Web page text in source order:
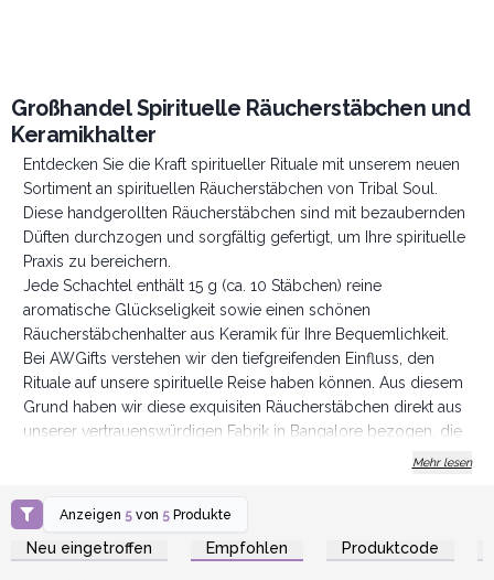
Großhandel Spirituelle Räucherstäbchen und
Keramikhalter
Entdecken Sie die Kraft spiritueller Rituale mit unserem neuen
Sortiment an spirituellen Räucherstäbchen von Tribal Soul.
Diese handgerollten Räucherstäbchen sind mit bezaubernden
Düften durchzogen und sorgfältig gefertigt, um Ihre spirituelle
Praxis zu bereichern.
Jede Schachtel enthält 15 g (ca. 10 Stäbchen) reine
aromatische Glückseligkeit sowie einen schönen
Räucherstäbchenhalter aus Keramik für Ihre Bequemlichkeit.
Bei AWGifts verstehen wir den tiefgreifenden Einfluss, den
Rituale auf unsere spirituelle Reise haben können. Aus diesem
Grund haben wir diese exquisiten Räucherstäbchen direkt aus
unserer vertrauenswürdigen Fabrik in Bangalore bezogen, die
für ihre authentische Handwerkskunst und ihr Engagement für
Die Stäbchen werden mit traditionellen Methoden
fachmännisch von Hand gerollt, um einen reinen und
gleichmäßigen Abbrand zu gewährleisten. Tauchen Sie ein in
Mehr lesen
Anzeigen 5 von 5 Produkte
Neu eingetroffen Empfohlen Produktcode
Anmelden oder
Registrieren für
Großhandelspreise
Registrieren für
Großhandelspreise